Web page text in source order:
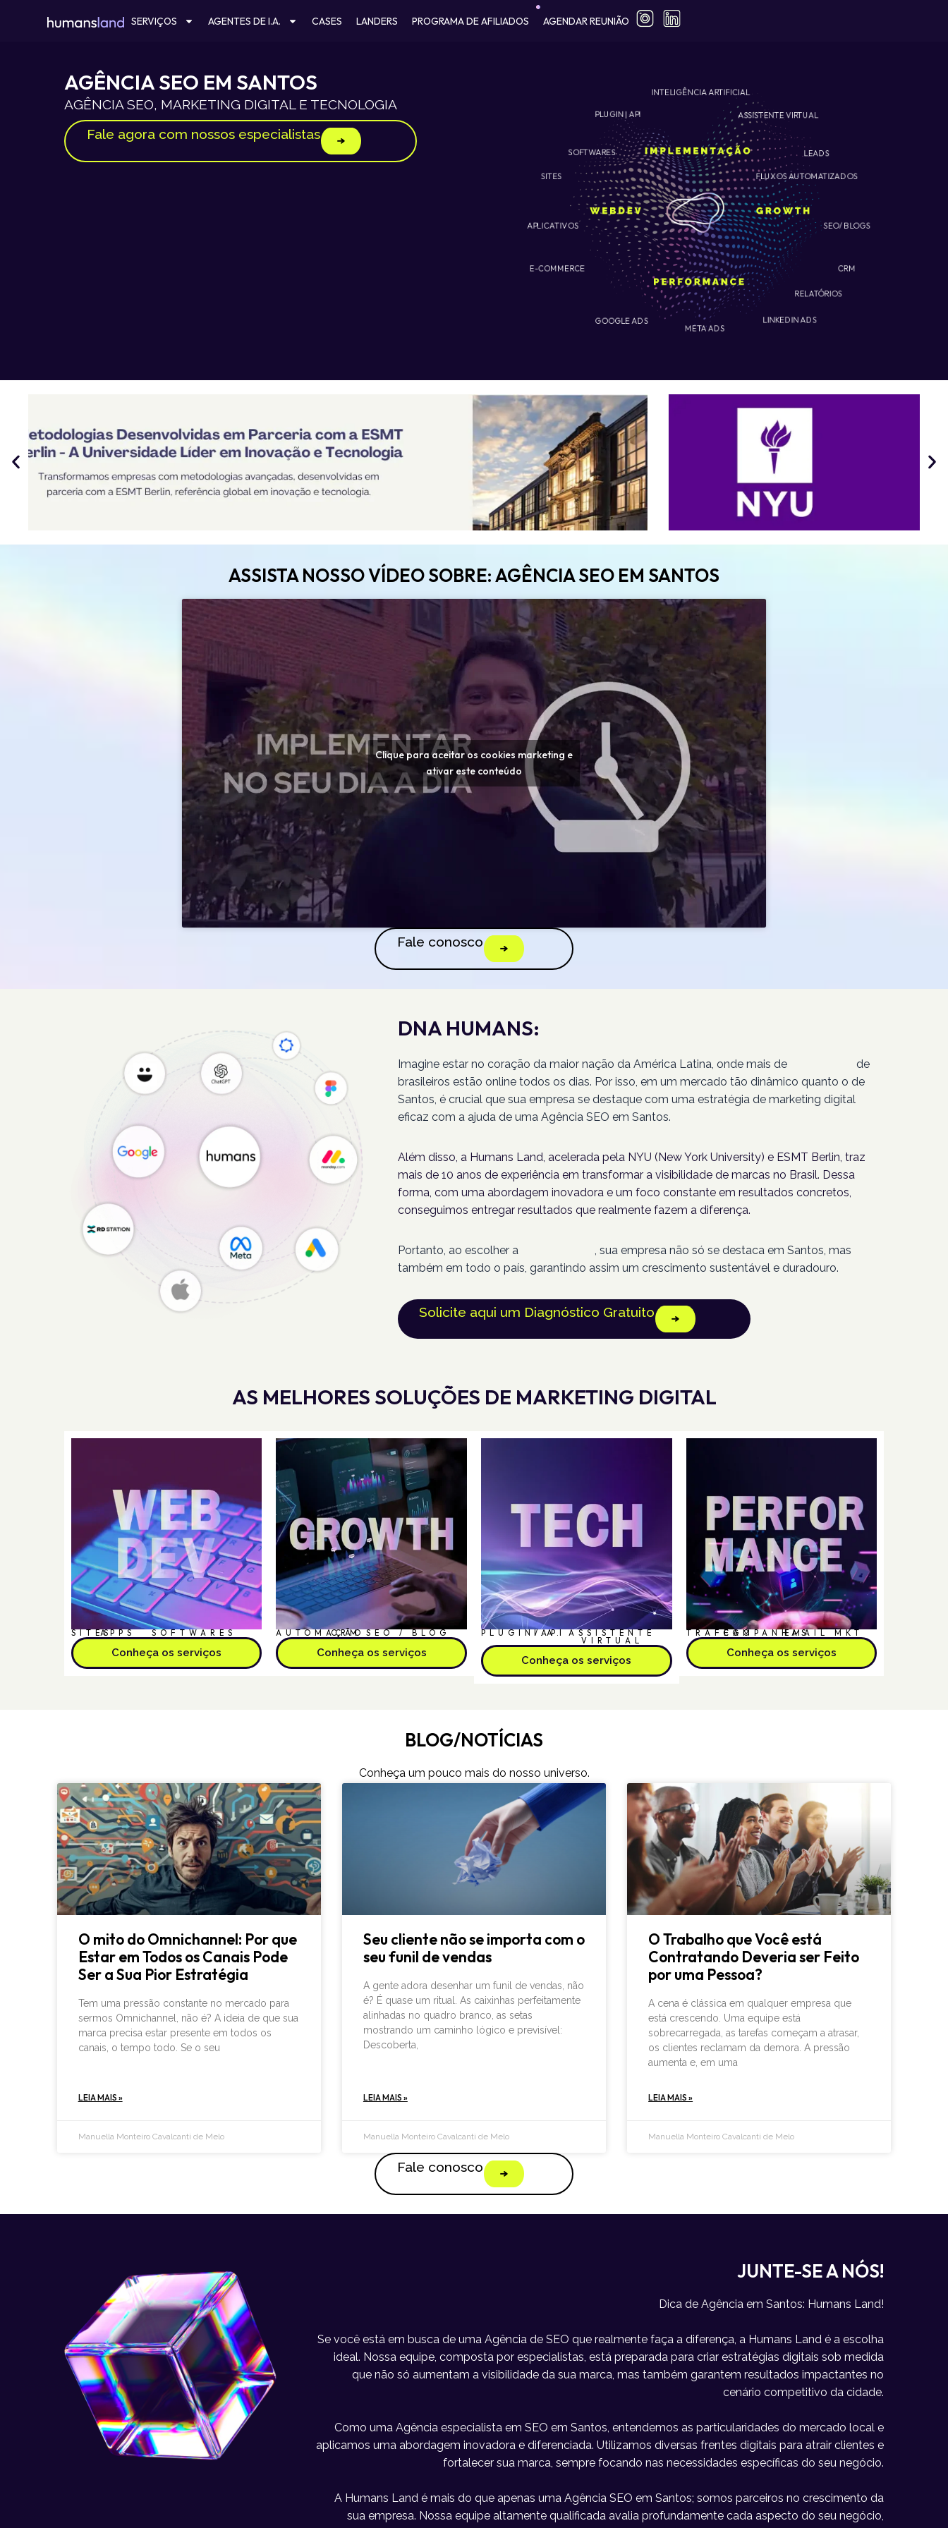
SERVIÇOS AGENTES DE I.A. CASES LANDERS PROGRAMA DE AFILIADOS AGENDAR REUNIÃO
AGÊNCIA SEO EM SANTOS
AGÊNCIA SEO, MARKETING DIGITAL E TECNOLOGIA
Fale agora com nossos especialistas
GOOGLE ADS LINKEDIN ADS
APLICATIVOS
SITES
E-COMMERCE
META ADS
CRM
RELATÓRIOS
SEO/ BLOGS
FLUXOS AUTOMATIZADOS
INTELIGÊNCIA ARTIFICIAL
PLUGIN | API
SOFTWARES
ASSISTENTE VIRTUAL
LEADS
ASSISTA NOSSO VÍDEO SOBRE: AGÊNCIA SEO EM SANTOS
Clique para aceitar os cookies marketing e
ativar este conteúdo
Fale conosco
DNA HUMANS:
Imagine estar no coração da maior nação da América Latina, onde mais de
de
brasileiros estão online todos os dias. Por isso, em um mercado tão dinâmico quanto o de
Santos, é crucial que sua empresa se destaque com uma estratégia de marketing digital
eficaz com a ajuda de uma Agência SEO em Santos.
Além disso, a Humans Land, acelerada pela NYU (New York University) e ESMT Berlin, traz
mais de 10 anos de experiência em transformar a visibilidade de marcas no Brasil. Dessa
forma, com uma abordagem inovadora e um foco constante em resultados concretos,
conseguimos entregar resultados que realmente fazem a diferença.
Portanto, ao escolher a
, sua empresa não só se destaca em Santos, mas
também em todo o país, garantindo assim um crescimento sustentável e duradouro.
Solicite aqui um Diagnóstico Gratuito
AS MELHORES SOLUÇÕES DE MARKETING DIGITAL
SITESAPPS SOFTWARES
Conheça os serviços
AUTOMAÇÃO
CRM SEO / BLOG
Conheça os serviços
PLUGIN/API
I.A. ASSISTENTE
VIRTUAL
Conheça os serviços
TRÁFEGOCAMPANHASEMAIL MKT
Conheça os serviços
BLOG/NOTÍCIAS
Conheça um pouco mais do nosso universo.
O mito do Omnichannel: Por que
Estar em Todos os Canais Pode
Ser a Sua Pior Estratégia
Tem uma pressão constante no mercado para
sermos Omnichannel, não é? A ideia de que sua
marca precisa estar presente em todos os
canais, o tempo todo. Se o seu
LEIA MAIS »
Manuella Monteiro Cavalcanti de Melo
Seu cliente não se importa com o
seu funil de vendas
A gente adora desenhar um funil de vendas, não
é? É quase um ritual. As caixinhas perfeitamente
alinhadas no quadro branco, as setas
mostrando um caminho lógico e previsível:
Descoberta,
LEIA MAIS »
Manuella Monteiro Cavalcanti de Melo
O Trabalho que Você está
Contratando Deveria ser Feito
por uma Pessoa?
A cena é clássica em qualquer empresa que
está crescendo. Uma equipe está
sobrecarregada, as tarefas começam a atrasar,
os clientes reclamam da demora. A pressão
aumenta e, em uma
LEIA MAIS »
Manuella Monteiro Cavalcanti de Melo
Fale conosco
JUNTE-SE A NÓS!
Dica de Agência em Santos: Humans Land!
Se você está em busca de uma Agência de SEO que realmente faça a diferença, a Humans Land é a escolha
ideal. Nossa equipe, composta por especialistas, está preparada para criar estratégias digitais sob medida
que não só aumentam a visibilidade da sua marca, mas também garantem resultados impactantes no
cenário competitivo da cidade.
Como uma Agência especialista em SEO em Santos, entendemos as particularidades do mercado local e
aplicamos uma abordagem inovadora e diferenciada. Utilizamos diversas frentes digitais para atrair clientes e
fortalecer sua marca, sempre focando nas necessidades específicas do seu negócio.
A Humans Land é mais do que apenas uma Agência SEO em Santos; somos parceiros no crescimento da
sua empresa. Nossa equipe altamente qualificada avalia profundamente cada aspecto do seu negócio,